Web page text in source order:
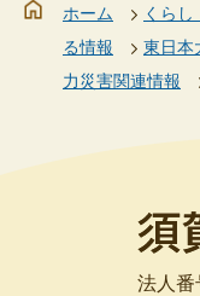
ホーム くらし
る情報
東日本
力災害関連情報
法人